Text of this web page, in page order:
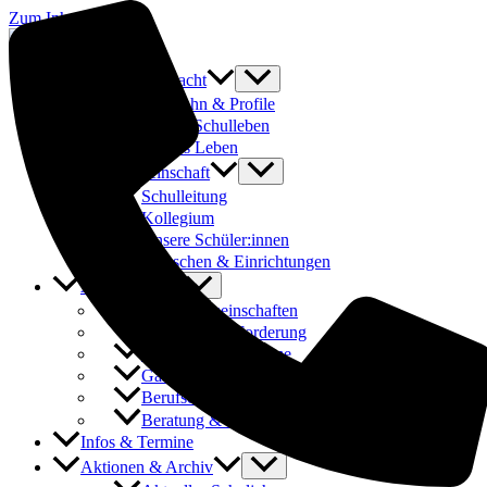
Zum Inhalt springen
Was uns ausmacht
Laufbahn & Profile
Buntes Schulleben
Fit fürs Leben
Schulgemeinschaft
Schulleitung
Kollegium
Unsere Schüler:innen
Menschen & Einrichtungen
Angebote
Arbeitsgemeinschaften
Förderung & Forderung
Austauschprogramme
Ganztages- und Hausaufgabenbetreuung
Berufsorientierung & Praktika
Beratung & Schulsozialarbeit
Infos & Termine
Aktionen & Archiv